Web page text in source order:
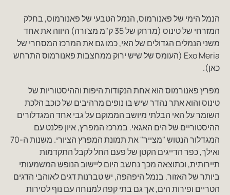
הנמל הימי של פאנורמוס, הנמל הטבעי של פאנורמוס, בחלק
המזרחי של טינוס (מרחק של 35 ק"מ מצ'ורה) היווה את אחד
משני הנמלים הגדולים של האי, כמו גם את המרכז המסחרי של
Exo Meria (העומס של שיש ירוק ממחצבות פאנורמוס התרחש
כאן).
מפרץ פאנורמוס הוא אחת הנקודות היפות וההיסטוריות של
טינוס והוא אתר נהדר שיש בו נופים מרהיבים של כוכב הלכת
השומר על האי הבלתי מיושב הממוקם על גבי אחד המגדלורים
ההיסטוריים של הים האגאי. במרכז המפרץ, איון פלנט עם
המגדלור הנטוש "מצייר" את תמונת המפרץ הציורי. משנות ה-70
ואילך, כפר הדייגים הקטן של פעם החל לקבל התקדמות
תיירותית, וכתוצאה מכך נחשב היום ליישוב הנופש המשמעותי
ביותר של האזור. בנמל היפהפה, יש טברנות דגים לאוהבי הדגים
הטריים ופירות הים, אך גם בתי קפה למנוחה עם נוף לסירות